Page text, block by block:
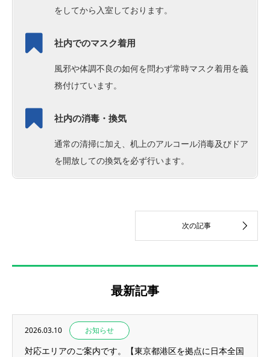
をしてから入室しております。
社内でのマスク着用
風邪や体調不良の如何を問わず常時マスク着用を義
務付けています。
社内の消毒・換気
通常の清掃に加え、机上のアルコール消毒及びドア
を開放しての換気を必ず行います。
最新記事
2026.03.10 お知らせ
対応エリアのご案内です。【東京都港区を拠点に日本全国